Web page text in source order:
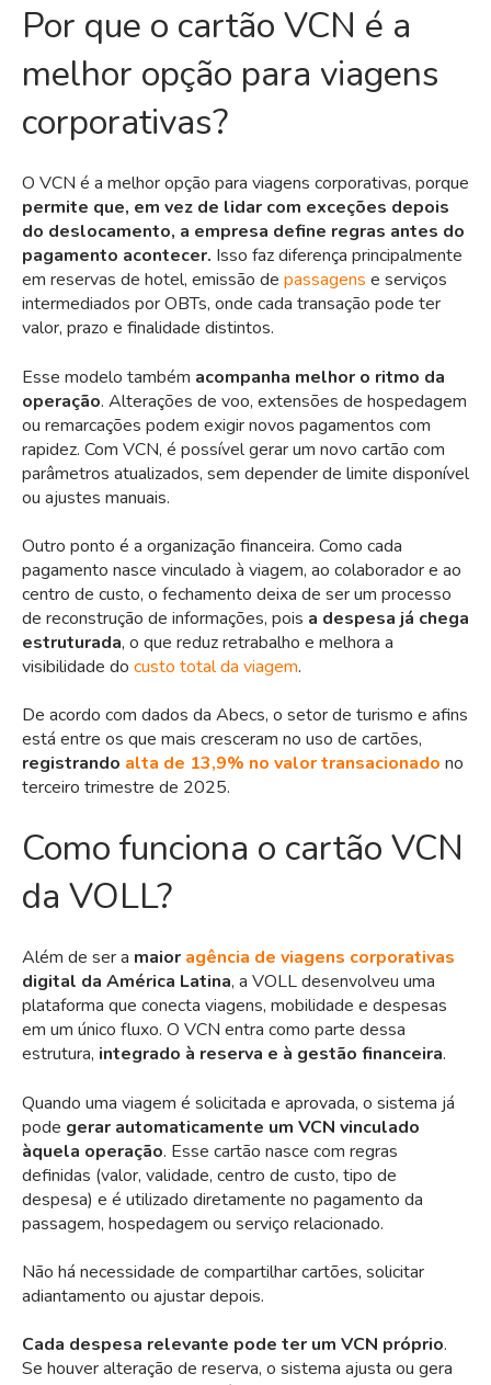
Por que o cartão VCN é a
melhor opção para viagens
corporativas?
O VCN é a melhor opção para viagens corporativas, porque
permite que, em vez de lidar com exceções depois
do deslocamento, a empresa define regras antes do
pagamento acontecer. Isso faz diferença principalmente
em reservas de hotel, emissão de passagens e serviços
intermediados por OBTs, onde cada transação pode ter
valor, prazo e finalidade distintos.
Esse modelo também acompanha melhor o ritmo da
operação. Alterações de voo, extensões de hospedagem
ou remarcações podem exigir novos pagamentos com
rapidez. Com VCN, é possível gerar um novo cartão com
parâmetros atualizados, sem depender de limite disponível
ou ajustes manuais.
Outro ponto é a organização financeira. Como cada
pagamento nasce vinculado à viagem, ao colaborador e ao
centro de custo, o fechamento deixa de ser um processo
de reconstrução de informações, pois a despesa já chega
estruturada, o que reduz retrabalho e melhora a
visibilidade do custo total da viagem.
De acordo com dados da Abecs, o setor de turismo e afins
está entre os que mais cresceram no uso de cartões,
registrando alta de 13,9% no valor transacionado no
terceiro trimestre de 2025.
Como funciona o cartão VCN
da VOLL?
Além de ser a maior agência de viagens corporativas
digital da América Latina, a VOLLdesenvolveu uma
plataforma que conecta viagens, mobilidade e despesas
em um único fluxo. O VCN entra como parte dessa
estrutura, integrado à reserva e à gestão financeira.
Quando uma viagem é solicitada e aprovada, o sistema já
pode gerar automaticamente um VCN vinculado
àquela operação. Esse cartão nasce com regras
definidas (valor, validade, centro de custo, tipo de
despesa) e é utilizado diretamente no pagamento da
passagem, hospedagem ou serviço relacionado.
Não há necessidade de compartilhar cartões, solicitar
adiantamento ou ajustar depois.
Cada despesa relevante pode ter um VCN próprio.
Se houver alteração de reserva, o sistema ajusta ou gera